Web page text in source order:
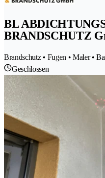
BL
BRANDSCHUTZ
Brandschutz • Fugen • Maler •
Geschlossen